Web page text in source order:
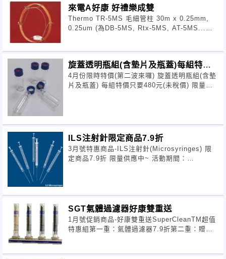
來電A好康 好禮樂成雙
Thermo TR-5MS 毛細管柱 30m x 0.25mm,
0.25um (為DB-5MS, Rtx-5MS, AT-5MS...的
旋蓋透明瓶組(含墊片及瓶蓋)每組特價
只要480元
4月份限時特價(第二波來囉) 旋蓋透明瓶組(含墊
片及瓶蓋) 每組特價只要480元(未稅價) 限量供
ILS注射針限定商品7.9折
3月號特惠商品-ILS注射針(Microsyringes) 限
定商品7.9折 限量供應中~ 活動期間：
SGT氣體過濾器好康雙重送
1月號促銷商品-好康雙重送SuperCleanTM超值
特惠組第一重：氣體過濾器7.9折第二重：贈送